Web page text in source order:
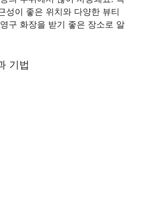
성이 좋은 위치와 다양한 뷰티
구 화장을 받기 좋은 장소로 알
기법